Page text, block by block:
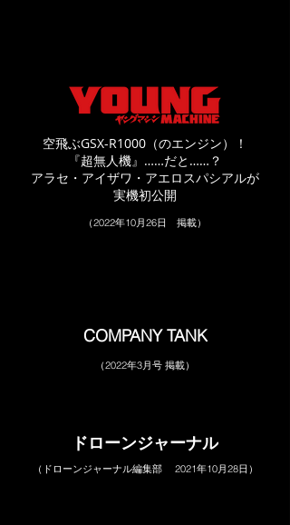
空飛ぶGSX-R1000（のエンジン）！
『超無人機』……だと……？
アラセ・アイザワ・アエロスパシアルが
実機初公開
（2022年10月26日 掲載）
（2022年3月号 掲載）
COMPANY TANK
ドローンジャーナル
（ドローンジャーナル編集部 2021年10月28日）